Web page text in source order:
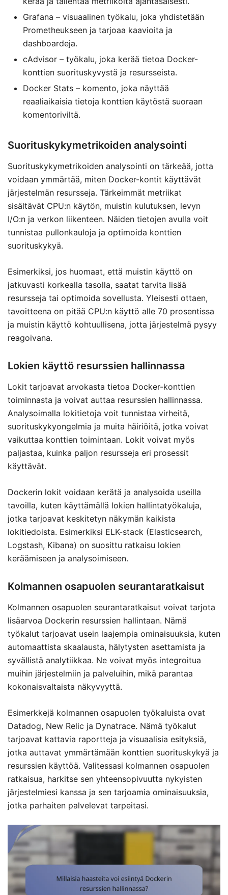
Grafana – visuaalinen työkalu, joka yhdistetään
Prometheukseen ja tarjoaa kaavioita ja
dashboardeja.
cAdvisor – työkalu, joka kerää tietoa Docker-
konttien suorituskyvystä ja resursseista.
Docker Stats – komento, joka näyttää
reaaliaikaisia tietoja konttien käytöstä suoraan
komentoriviltä.
Suorituskykymetrikoiden analysointi
Suorituskykymetrikoiden analysointi on tärkeää, jotta
voidaan ymmärtää, miten Docker-kontit käyttävät
järjestelmän resursseja. Tärkeimmät metriikat
sisältävät CPU:n käytön, muistin kulutuksen, levyn
I/O:n ja verkon liikenteen. Näiden tietojen avulla voit
tunnistaa pullonkauloja ja optimoida konttien
suorituskykyä.
Esimerkiksi, jos huomaat, että muistin käyttö on
jatkuvasti korkealla tasolla, saatat tarvita lisää
resursseja tai optimoida sovellusta. Yleisesti ottaen,
tavoitteena on pitää CPU:n käyttö alle 70 prosentissa
ja muistin käyttö kohtuullisena, jotta järjestelmä pysyy
reagoivana.
Lokien käyttö resurssien hallinnassa
Lokit tarjoavat arvokasta tietoa Docker-konttien
toiminnasta ja voivat auttaa resurssien hallinnassa.
Analysoimalla lokitietoja voit tunnistaa virheitä,
suorituskykyongelmia ja muita häiriöitä, jotka voivat
vaikuttaa konttien toimintaan. Lokit voivat myös
paljastaa, kuinka paljon resursseja eri prosessit
käyttävät.
Dockerin lokit voidaan kerätä ja analysoida useilla
tavoilla, kuten käyttämällä lokien hallintatyökaluja,
jotka tarjoavat keskitetyn näkymän kaikista
lokitiedoista. Esimerkiksi ELK-stack (Elasticsearch,
Logstash, Kibana) on suosittu ratkaisu lokien
keräämiseen ja analysoimiseen.
Kolmannen osapuolen seurantaratkaisut
Kolmannen osapuolen seurantaratkaisut voivat tarjota
lisäarvoa Dockerin resurssien hallintaan. Nämä
työkalut tarjoavat usein laajempia ominaisuuksia, kuten
automaattista skaalausta, hälytysten asettamista ja
syvällistä analytiikkaa. Ne voivat myös integroitua
muihin järjestelmiin ja palveluihin, mikä parantaa
kokonaisvaltaista näkyvyyttä.
Esimerkkejä kolmannen osapuolen työkaluista ovat
Datadog, New Relic ja Dynatrace. Nämä työkalut
tarjoavat kattavia raportteja ja visuaalisia esityksiä,
jotka auttavat ymmärtämään konttien suorituskykyä ja
resurssien käyttöä. Valitessasi kolmannen osapuolen
ratkaisua, harkitse sen yhteensopivuutta nykyisten
järjestelmiesi kanssa ja sen tarjoamia ominaisuuksia,
jotka parhaiten palvelevat tarpeitasi.